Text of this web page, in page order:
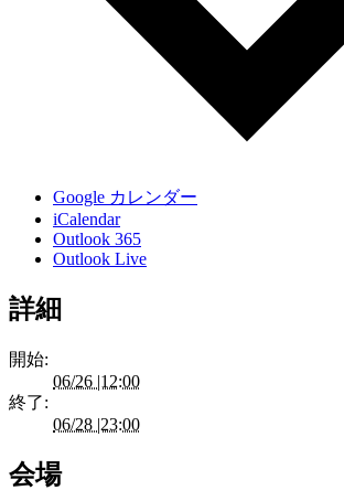
Google カレンダー
iCalendar
Outlook 365
Outlook Live
詳細
開始:
06/26 |12:00
終了:
06/28 |23:00
会場